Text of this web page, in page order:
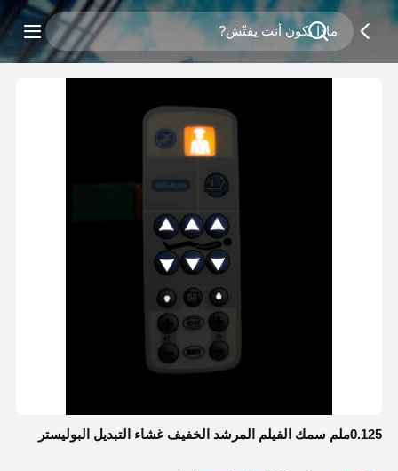
0.125ملم سمك الفيلم المرشد الخفيف غشاء التبديل البوليستر